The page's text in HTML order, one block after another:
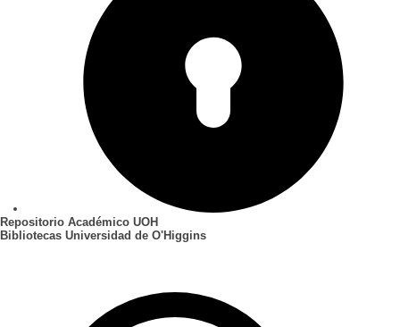
Repositorio Académico UOH
Bibliotecas Universidad de O'Higgins